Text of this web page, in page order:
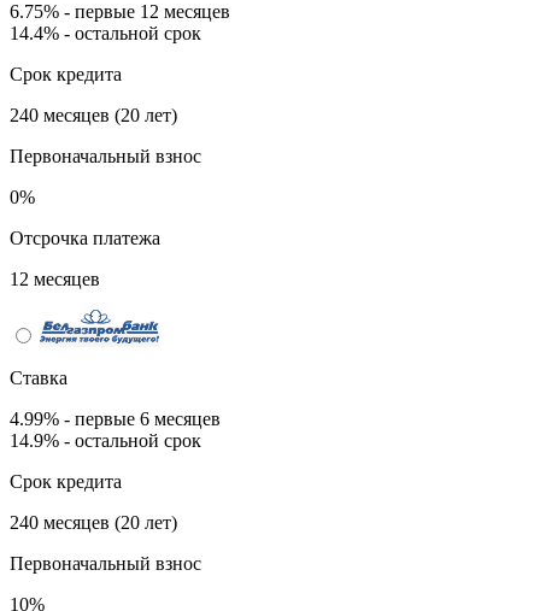
6.75% - первые 12 месяцев
14.4% - остальной срок
Срок кредита
240 месяцев (20 лет)
Первоначальный взнос
0%
Отсрочка платежа
12 месяцев
Ставка
4.99% - первые 6 месяцев
14.9% - остальной срок
Срок кредита
240 месяцев (20 лет)
Первоначальный взнос
10%